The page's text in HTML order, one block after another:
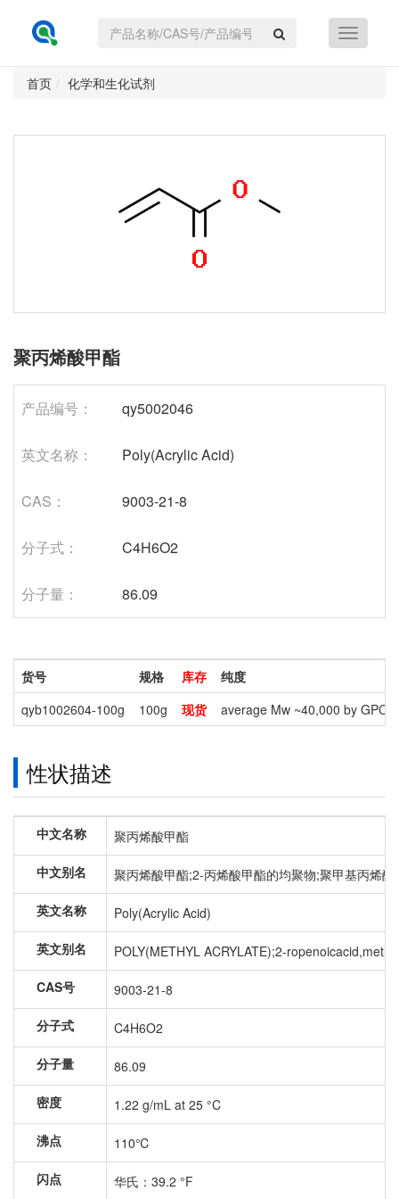
首页 化学和生化试剂
聚丙烯酸甲酯
产品编号： qy5002046
英文名称： Poly(Acrylic Acid)
CAS： 9003-21-8
分子式： C4H6O2
分子量： 86.09
货号 规格 库存
纯度
qyb1002604-100g
100g 现货 average Mw ~40,000 by GPC
性状描述
中文名称
聚丙烯酸甲酯
中文别名
聚丙烯酸甲酯;2-丙烯酸甲酯的均聚物;聚甲基丙烯
英文名称
Poly(Acrylic Acid)
英文别名
POLY(METHYL ACRYLATE);2-
CAS号
9003-21-8
分子式
C4H6O2
分子量
86.09
密度
1.22 g/mL at 25 °C
沸点
110℃
闪点
华氏：39.2 °F